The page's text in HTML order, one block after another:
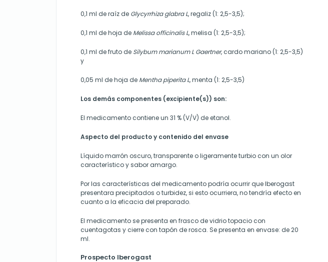
0,1 ml de raíz de Glycyrrhiza glabra L, regaliz (1: 2,5-3,5);
0,1 ml de hoja de Melissa officinalis L, melisa (1: 2,5-3,5);
0,1 ml de fruto de Silybum marianum L Gaertner, cardo mariano (1: 2,5-3,5)
y
0,05 ml de hoja de Mentha piperita L, menta (1: 2,5-3,5)
Los demás componentes (excipiente(s)) son:
El medicamento contiene un 31 % (V/V) de etanol.
Aspecto del producto y contenido del envase
Líquido marrón oscuro, transparente o ligeramente turbio con un olor
característico y sabor amargo.
Por las características del medicamento podría ocurrir que Iberogast
presentara precipitados o turbidez, si esto ocurriera, no tendría efecto en
cuanto a la eficacia del preparado.
El medicamento se presenta en frasco de vidrio topacio con
cuentagotas y cierre con tapón de rosca. Se presenta en envase: de 20
ml.
Prospecto Iberogast